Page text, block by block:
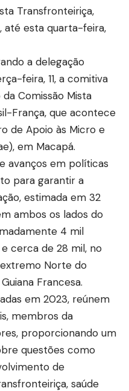
Transfronteiriça,
até esta quarta-feira,
a delegação
feira, 11, a comitiva
Comissão Mista
França, que acontece
de Apoio às Micro e
em Macapá.
avanços em políticas
para garantir a
estimada em 32
ambos os lados do
4 mil
cerca de 28 mil, no
Norte do
Francesa.
em 2023, reúnem
membros da
proporcionando um
questões como
de
saúde